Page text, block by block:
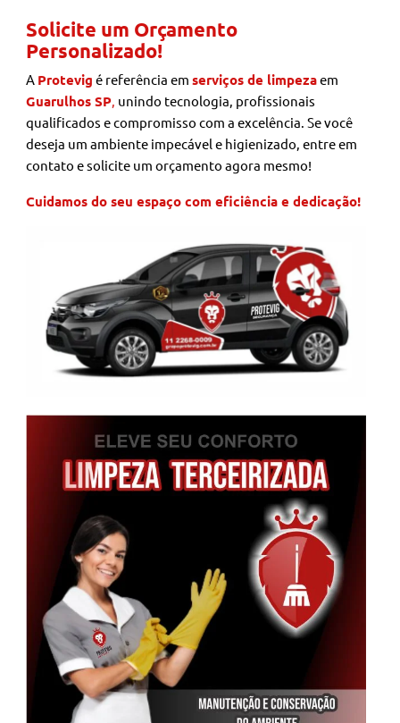
Solicite um Orçamento
Personalizado!
A Protevig é referência emserviços de limpezaem
Guarulhos SP unindo tecnologia, profissionais
qualificados e compromisso com a excelência. Se você
deseja um ambiente impecável e higienizado, entre em
contato e solicite um orçamento agora mesmo!
Cuidamos do seu espaço com eficiência e dedicação!